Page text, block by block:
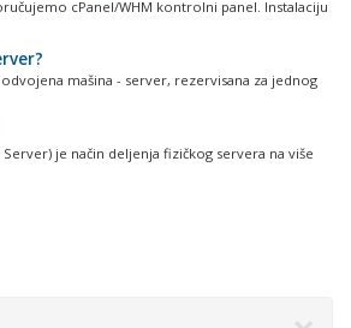
cPanel/WHM kontrolni panel. Instalaciju
mašina - server, rezervisana za jednog
je način deljenja fizičkog servera na više